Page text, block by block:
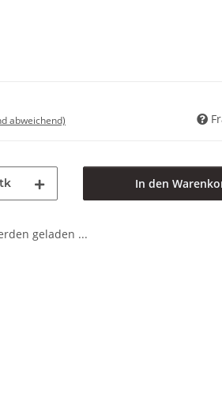
abweichend)
In den
geladen ...